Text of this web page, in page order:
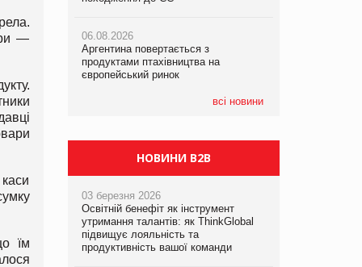
—
їм
06.08.2026
Аргентина повертається з
продуктами птахівництва на
європейський ринок
всі новини
06.08.2026
Аргентина повертається з
продуктами птахівництва на
європейський ринок
06.08.2026
Аргентина повертається з
продуктами птахівництва на
європейський ринок
НОВИНИ B2B
03 березня 2026
Освітній бенефіт як інструмент
утримання талантів: як ThinkGlobal
підвищує лояльність та
продуктивність вашої команди